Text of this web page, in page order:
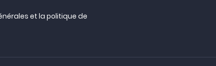
et lapolitique de